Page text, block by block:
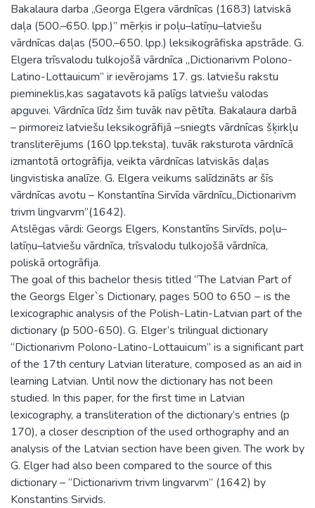
Bakalaura darba „Georga Elgera vārdnīcas (1683) latviskā
daļa (500.–650. lpp.)” mērķis ir poļu–latīņu–latviešu
vārdnīcas daļas (500.–650. lpp.) leksikogrāfiska apstrāde. G.
Elgera trīsvalodu tulkojošā vārdnīca „Dictionarivm Polono-
Latino-Lottauicum” ir ievērojams 17. gs. latviešu rakstu
piemineklis,kas sagatavots kā palīgs latviešu valodas
apguvei. Vārdnīca līdz šim tuvāk nav pētīta. Bakalaura darbā
– pirmoreiz latviešu leksikogrāfijā –sniegts vārdnīcas šķirkļu
transliterējums (160 lpp.teksta), tuvāk raksturota vārdnīcā
izmantotā ortogrāfija, veikta vārdnīcas latviskās daļas
lingvistiska analīze. G. Elgera veikums salīdzināts ar šīs
vārdnīcas avotu – Konstantīna Sirvīda vārdnīcu„Dictionarivm
trivm lingvarvm”(1642).
Atslēgas vārdi: Georgs Elgers, Konstantīns Sirvīds, poļu–
latīņu–latviešu vārdnīca, trīsvalodu tulkojošā vārdnīca,
poliskā ortogrāfija.
The goal of this bachelor thesis titled ‘‘The Latvian Part of
the Georgs Elger`s Dictionary, pages 500 to 650 − is the
lexicographic analysis of the Polish-Latin-Latvian part of the
dictionary (p 500-650). G. Elger’s trilingual dictionary
‘‘Dictionarivm Polono-Latino-Lottauicum” is a significant part
of the 17th century Latvian literature, composed as an aid in
learning Latvian. Until now the dictionary has not been
studied. In this paper, for the first time in Latvian
lexicography, a transliteration of the dictionary’s entries (p
170), a closer description of the used orthography and an
analysis of the Latvian section have been given. The work by
G. Elger had also been compared to the source of this
dictionary – “Dictionarivm trivm lingvarvm” (1642) by
Konstantins Sirvids.